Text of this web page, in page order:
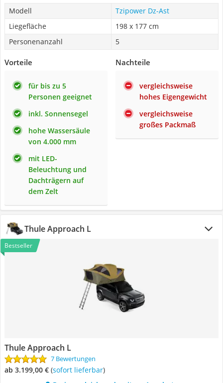
Modell
Tzipower Dz-Ast
Liegefläche
198 x 177 cm
Personenanzahl
5
Vorteile
für bis zu 5
Personen geeignet
inkl. Sonnensegel
hohe Wassersäule
von 4.000 mm
mit LED-
Beleuchtung und
Dachträgern auf
dem Zelt
Nachteile
vergleichsweise
hohes Eigengewicht
vergleichsweise
großes Packmaß
Thule Approach L
Bestseller
Thule Approach L
7 Bewertungen
ab 3.199,00 € ( Sofort lieferbar)